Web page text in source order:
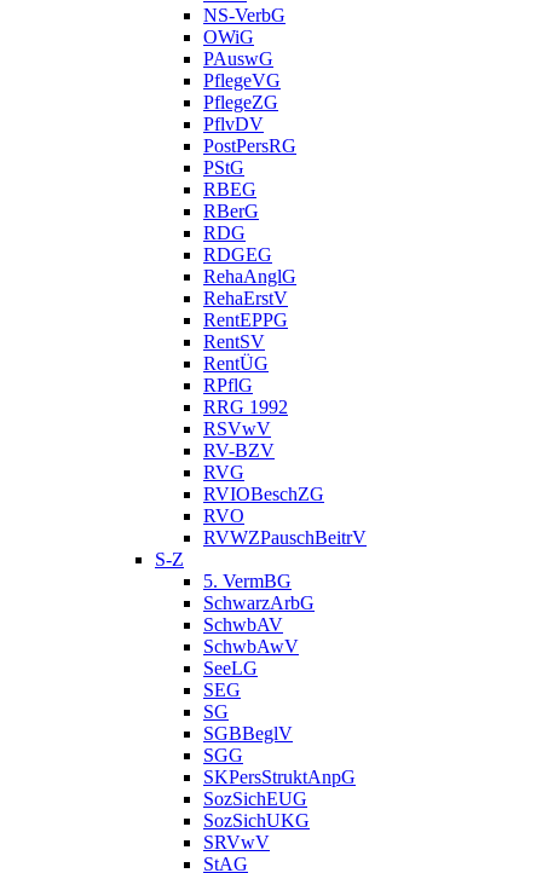
NS-VerbG
OWiG
PAuswG
PflegeVG
PflegeZG
PflvDV
PostPersRG
PStG
RBEG
RBerG
RDG
RDGEG
RehaAnglG
RehaErstV
RentEPPG
RentSV
RentÜG
RPflG
RRG 1992
RSVwV
RV-BZV
RVG
RVIOBeschZG
RVO
RVWZPauschBeitrV
S-Z
5. VermBG
SchwarzArbG
SchwbAV
SchwbAwV
SeeLG
SEG
SG
SGBBeglV
SGG
SKPersStruktAnpG
SozSichEUG
SozSichUKG
SRVwV
StAG